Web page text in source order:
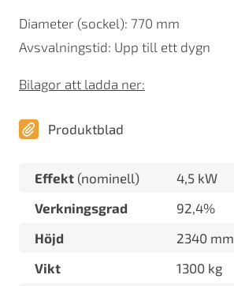
Diameter (sockel): 770 mm
Avsvalningstid: Upp till ett dygn
Bilagor att ladda ner:
Produktblad
Effekt (nominell)
4,5 kW
Verkningsgrad
92,4%
Höjd
2340 mm
Vikt
1300 kg